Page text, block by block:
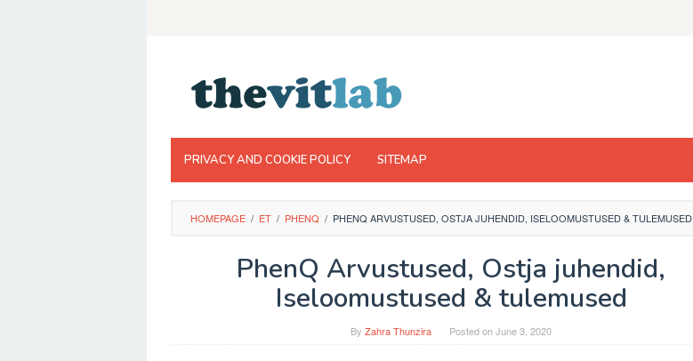
PRIVACY AND COOKIE POLICY SITEMAP
HOMEPAGE / ET / PHENQ / PHENQ ARVUSTUSED, OSTJA JUHENDID, ISELOOMUSTUSED & TULEMUSED
PhenQ Arvustused, Ostja juhendid,
Iseloomustused & tulemused
By Zahra Thunzira Posted onJune 3, 2020